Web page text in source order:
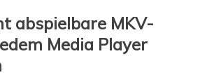
abspielbare MKV-
Media Player